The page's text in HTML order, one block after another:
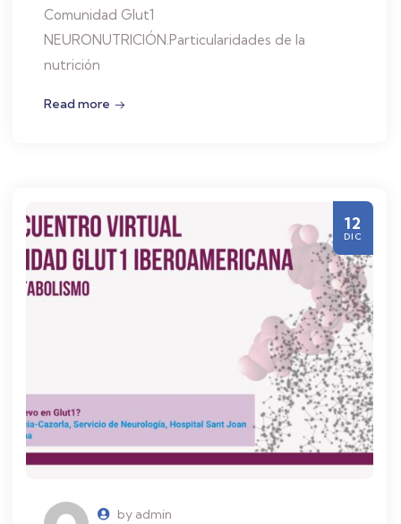
Comunidad Glut1
NEURONUTRICIÓN.Particularidades de la
nutrición
Read more
by admin
12
DIC